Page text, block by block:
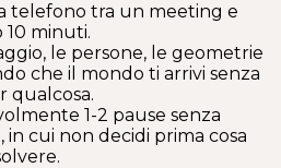
telefono tra un meeting e
10 minuti.
le persone, le geometrie
che il mondo ti arrivi senza
qualcosa.
1-2 pause senza
in cui non decidi prima cosa